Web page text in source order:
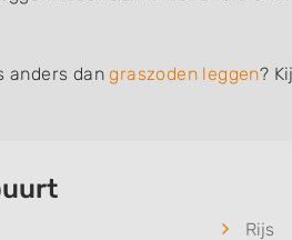
anders dangraszoden leggen?
Rijs